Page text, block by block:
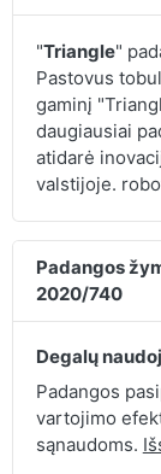
"Triangle"
Pastovus
gaminį
daugiausiai
atidarė
valstijoje.
Padangos
2020/740
Degalų
Padangos
vartojimo
sąnaudoms.